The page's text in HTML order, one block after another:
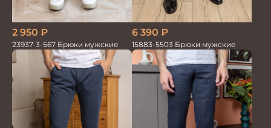
2 950 ₽
23937-3-567 Брюки мужские
6 390 ₽
15883-5503 Брюки мужские